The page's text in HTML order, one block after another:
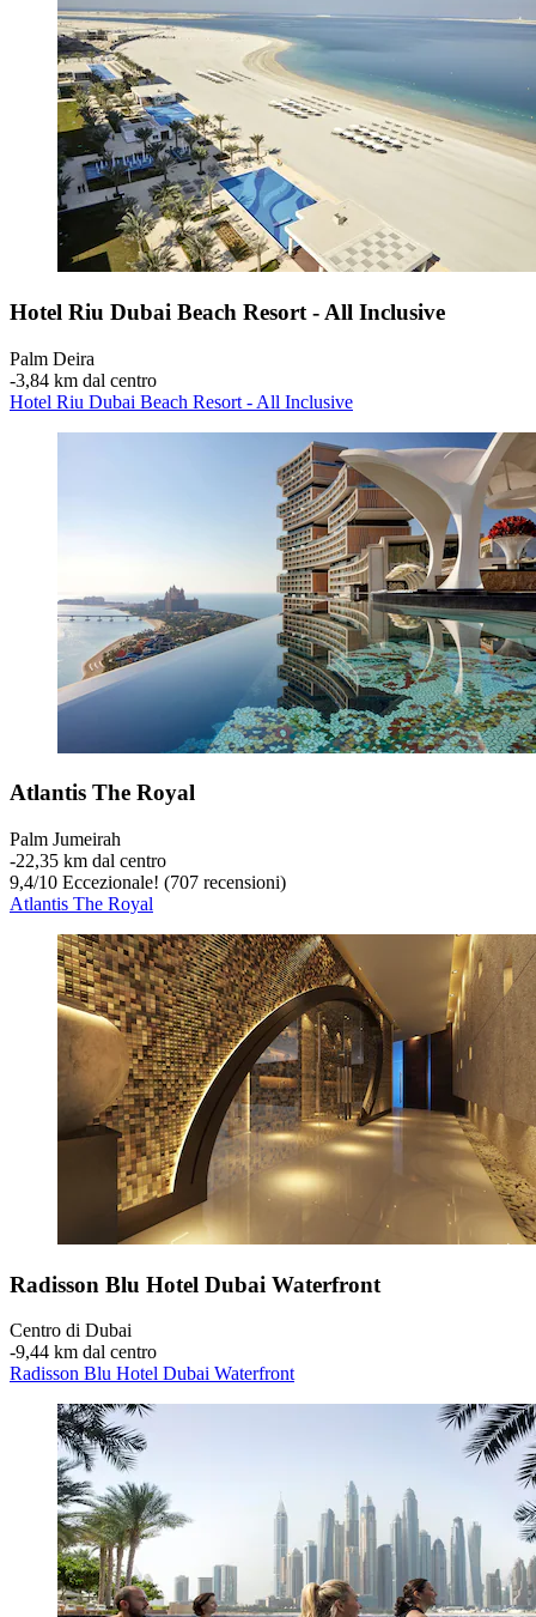
Hotel Riu Dubai Beach Resort - All Inclusive
Palm Deira
‐3,84 km dal centro
Hotel Riu Dubai Beach Resort - All Inclusive
Atlantis The Royal
Palm Jumeirah
‐22,35 km dal centro
9,4/10 Eccezionale! (707 recensioni)
Atlantis The Royal
Radisson Blu Hotel Dubai Waterfront
Centro di Dubai
‐9,44 km dal centro
Radisson Blu Hotel Dubai Waterfront